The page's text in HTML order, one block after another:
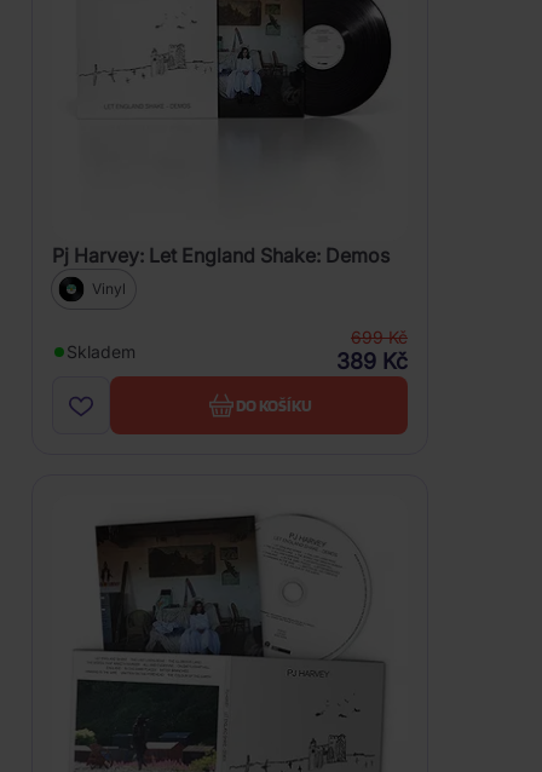
Pj Harvey: Let England Shake: Demos
Vinyl
Skladem
699 Kč
389 Kč
DO KOŠÍKU